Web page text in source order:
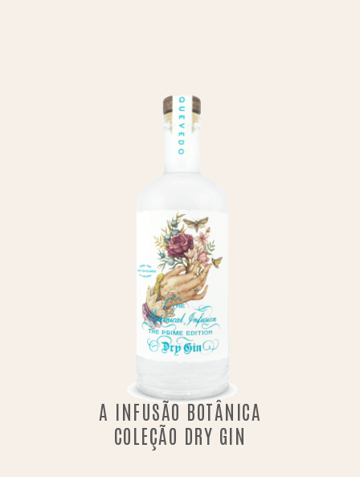
A INFUSÃO BOTÂNICA
COLEÇÃO DRY GIN